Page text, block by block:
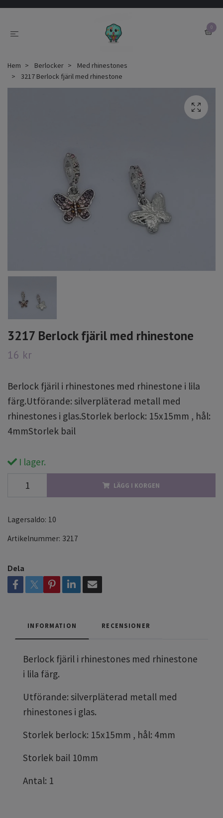
0
Hem Berlocker
Med rhinestones
3217 Berlock fjäril med rhinestone
3217 Berlock fjäril med rhinestone
16 kr
Berlock fjäril i rhinestones med rhinestone i lila
färg.Utförande: silverpläterad metall med
rhinestones i glas.Storlek berlock: 15x15mm , hål:
4mmStorlek bail
I lager.
LÄGG I KORGEN
Lagersaldo: 10
Artikelnummer: 3217
Dela
INFORMATION RECENSIONER
Berlock fjäril i rhinestones med rhinestone
i lila färg.
Utförande: silverpläterad metall med
rhinestones i glas.
Storlek berlock: 15x15mm , hål: 4mm
Storlek bail 10mm
Antal: 1